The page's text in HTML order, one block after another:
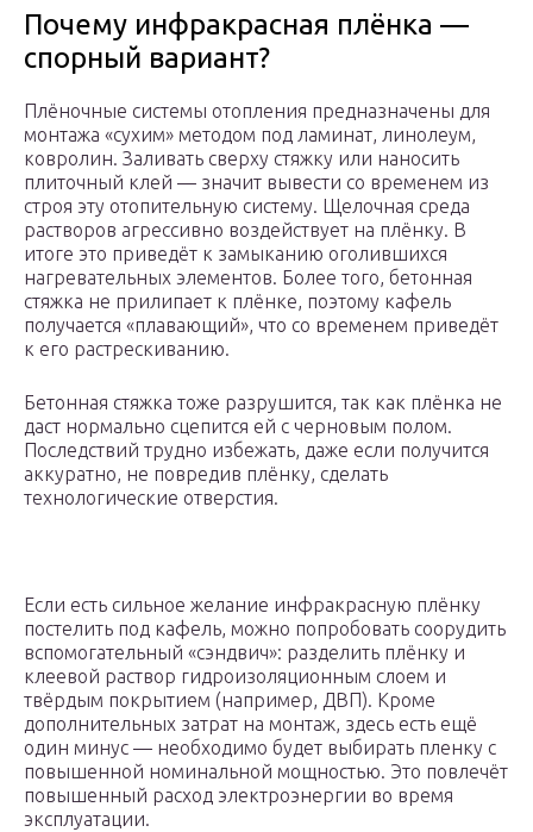
Почему инфракрасная плёнка —
спорный вариант?
Плёночные системы отопления предназначены для
монтажа «сухим» методом под ламинат, линолеум,
ковролин. Заливать сверху стяжку или наносить
плиточный клей — значит вывести со временем из
строя эту отопительную систему. Щелочная среда
растворов агрессивно воздействует на плёнку. В
итоге это приведёт к замыканию оголившихся
нагревательных элементов. Более того, бетонная
стяжка не прилипает к плёнке, поэтому кафель
получается «плавающий», что со временем приведёт
к его растрескиванию.
Бетонная стяжка тоже разрушится, так как плёнка не
даст нормально сцепится ей с черновым полом.
Последствий трудно избежать, даже если получится
аккуратно, не повредив плёнку, сделать
технологические отверстия.
Если есть сильное желание инфракрасную плёнку
постелить под кафель, можно попробовать соорудить
вспомогательный «сэндвич»: разделить плёнку и
клеевой раствор гидроизоляционным слоем и
твёрдым покрытием (например, ДВП). Кроме
дополнительных затрат на монтаж, здесь есть ещё
один минус — необходимо будет выбирать пленку с
повышенной номинальной мощностью. Это повлечёт
повышенный расход электроэнергии во время
эксплуатации.